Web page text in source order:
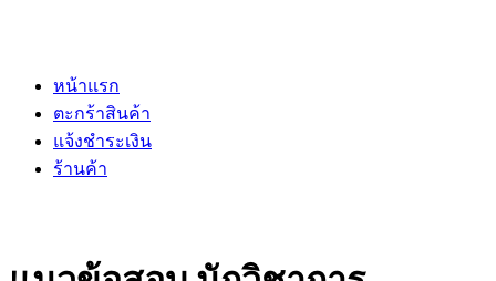
หน้าแรก
ตะกร้าสินค้า
แจ้งชำระเงิน
ร้านค้า